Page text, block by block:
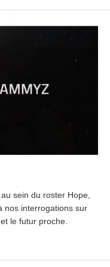
sein du roster Hope,
nos interrogations sur
le futur proche.